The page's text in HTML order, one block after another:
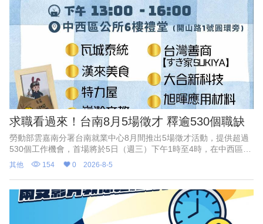
求職看過來！台南8月5場徵才 釋逾530個職缺
勞動部雲嘉南分署台南就業中心8月間推出5場徵才活動，提供超過
530個工作機會，首場將於5日（週三）下午1時至4時，在中西區公
所6樓會議室舉辦「框住父愛，幸福就業」父親節徵才活動，邀集9
家企業現場徵才、4家企業代收履歷，共釋出250個工作機會。
其他 154 0 2026-8-5